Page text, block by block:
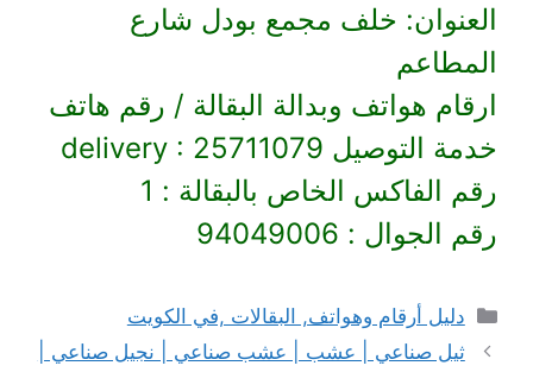
العنوان: خلف مجمع بودل شارع
المطاعم
ارقام هواتف وبدالة البقالة / رقم هاتف
خدمة التوصيل delivery : 25711079
رقم الفاكس الخاص بالبقالة : 1
رقم الجوال : 94049006
التصنيفات
دليل أرقام وهواتف, البقالات ,في الكويت
ثيل صناعي | عشب | عشب صناعي | نجيل صناعي |